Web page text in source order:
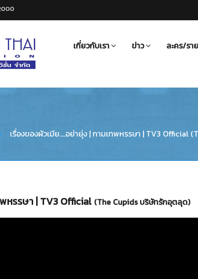
เกี่ยวกับเรา ข่าว ละคร/รา
เรื่องของผัวเมีย....อย่ายุ่ง | กามเทพหรรษา | TV3 Official
หรรษา | TV3 Official (The Cupids บริษัทรักอุตลุด)